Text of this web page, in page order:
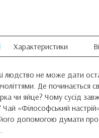
Характеристики
людство не може дати
Де починається
чи яйце? Чому сусід
Чай «Філософський
його допомогою думати